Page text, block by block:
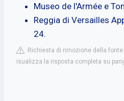
Museo de l'Armée e
Reggia di Versailles
24.
Richiesta di rimozione della fonte
isualizza la risposta completa su